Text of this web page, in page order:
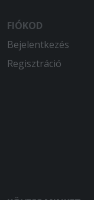
egy
FIÓKOD
Bejelentkezés
Regisztráció